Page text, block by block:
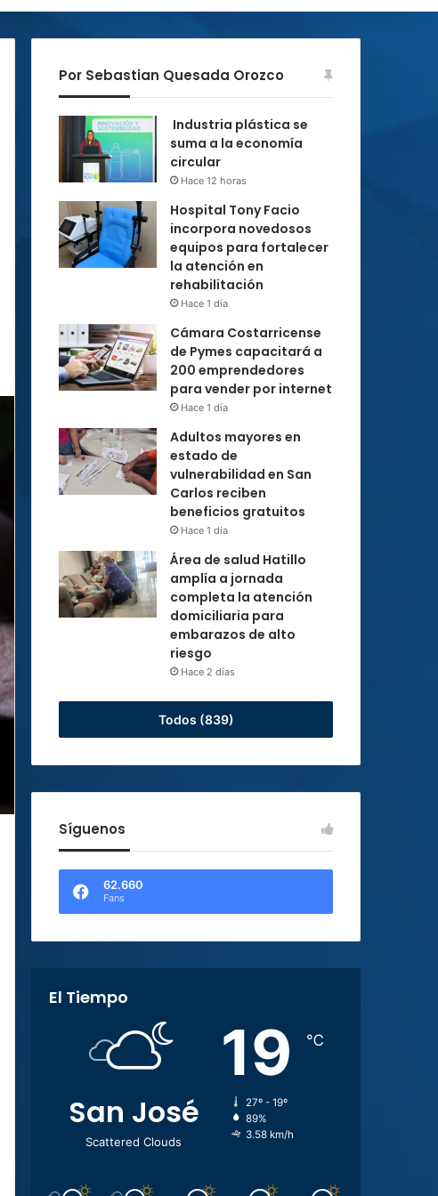
Por Sebastian Quesada Orozco
Industria plástica se
suma a la economía
circular
Hace 12 horas
Hospital Tony Facio
incorpora novedosos
equipos para fortalecer
la atención en
rehabilitación
Hace 1 día
Cámara Costarricense
de Pymes capacitará a
200 emprendedores
para vender por internet
Hace 1 día
Adultos mayores en
estado de
vulnerabilidad en San
Carlos reciben
beneficios gratuitos
Hace 1 día
Área de salud Hatillo
amplía a jornada
completa la atención
domiciliaria para
embarazos de alto
riesgo
Hace 2 días
Todos (839)
Síguenos
62.660
Fans
El Tiempo
San José
Scattered Clouds
19 ℃
27º - 19º
89%
3.58 km/h